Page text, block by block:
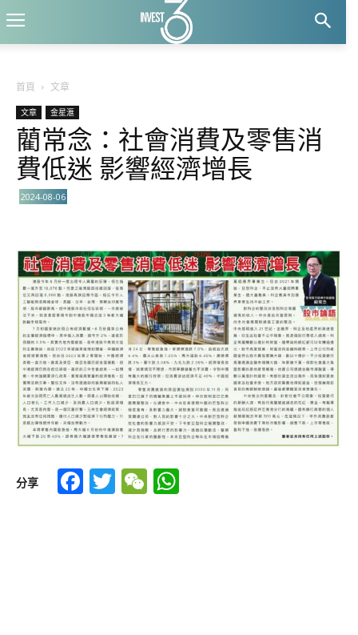
首頁 文章
文章 金星滙
藺常念：社會消費及零售消
費低迷 影響經濟增長
2024-08-06
分享 Facebook
TwitterWeChat